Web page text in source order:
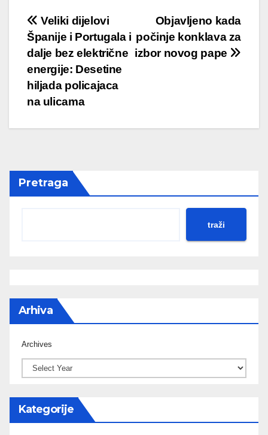
Post
navigation
Objavljeno kada
počinje konklava za
izbor novog pape
Veliki dijelovi
Španije i Portugala i
dalje bez električne
energije: Desetine
hiljada policajaca
na ulicama
Pretraga
traži
Arhiva
Archives
Kategorije